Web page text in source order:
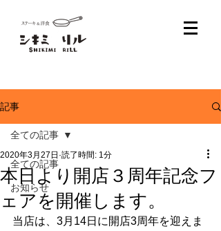
記事
全ての記事
お知らせ
全ての記事
本日より開店３周年記念フ
ェアを開催します。
2020年3月27日 読了時間: 1分
当店は、 3月14日に 開店3周年を迎えま